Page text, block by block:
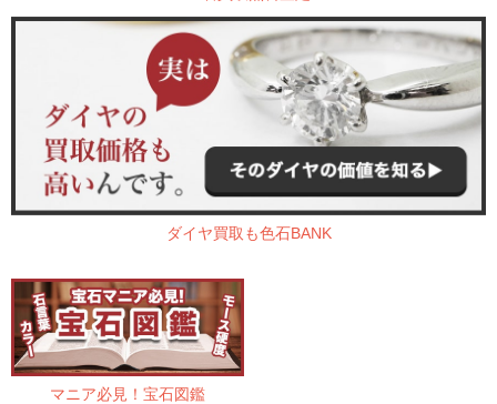
ダイヤ買取も色石BANK
マニア必見！宝石図鑑